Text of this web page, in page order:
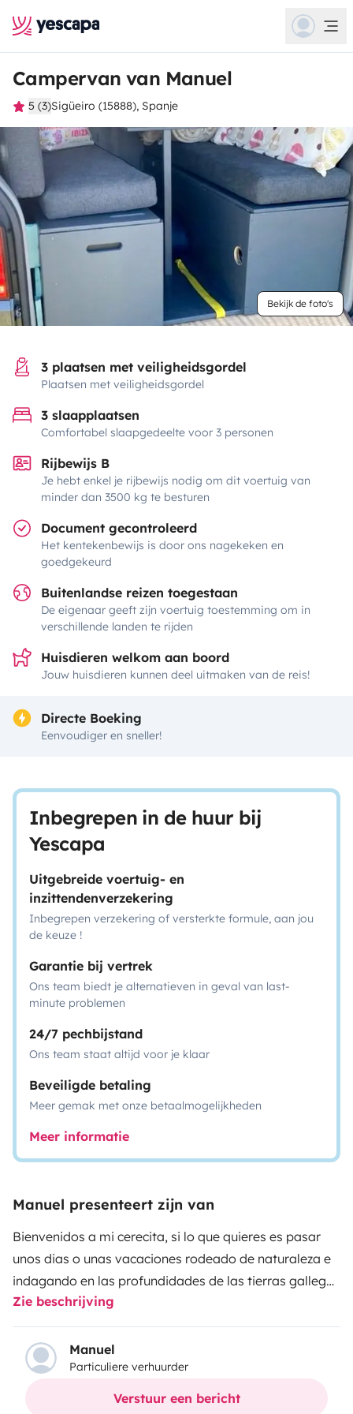
Campervan van Manuel
5 (3)Sigüeiro (15888), Spanje
Bekijk de foto's
3 plaatsen met veiligheidsgordel
Plaatsen met veiligheidsgordel
3 slaapplaatsen
Comfortabel slaapgedeelte voor 3 personen
Rijbewijs B
Je hebt enkel je rijbewijs nodig om dit voertuig van
minder dan 3500 kg te besturen
Document gecontroleerd
Het kentekenbewijs is door ons nagekeken en
goedgekeurd
Buitenlandse reizen toegestaan
De eigenaar geeft zijn voertuig toestemming om in
verschillende landen te rijden
Huisdieren welkom aan boord
Jouw huisdieren kunnen deel uitmaken van de reis!
Directe Boeking
Eenvoudiger en sneller!
Inbegrepen in de huur bij
Yescapa
Uitgebreide voertuig- en
inzittendenverzekering
Inbegrepen verzekering of versterkte formule, aan jou
de keuze !
Garantie bij vertrek
Ons team biedt je alternatieven in geval van last-
minute problemen
24/7 pechbijstand
Ons team staat altijd voor je klaar
Beveiligde betaling
Meer gemak met onze betaalmogelijkheden
Meer informatie
Manuel presenteert zijn van
Bienvenidos a mi cerecita, si lo que quieres es pasar
unos dias o unas vacaciones rodeado de naturaleza e
indagando en las profundidades de las tierras gallegas
o mas alla segun querais esta es vuestra furgo.
En ella os podreis encontrar como en vuestra casa
salvo por la ducha porque soy pequeña y la llevo
fuera, pero que esto no os haga escapar a un gran
viaje estoy equipada con una gran cama aislada del
Zie beschrijving
Manuel
Particuliere verhuurder
Verstuur een bericht